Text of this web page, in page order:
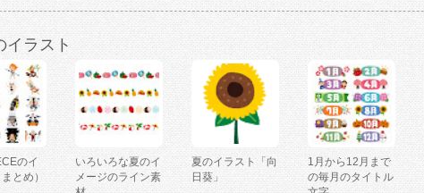
イラスト
のイ
とめ）
いろいろな夏のイ
メージのライン素
夏のイラスト「向
日葵」
1月から12月まで
の毎月のタイトル